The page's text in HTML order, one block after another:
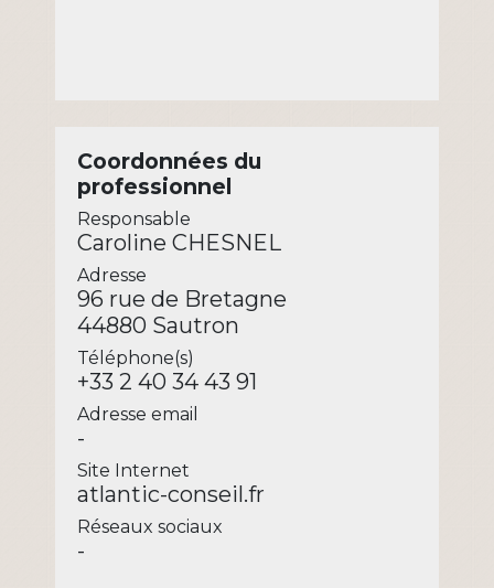
Coordonnées du
professionnel
Responsable
Caroline CHESNEL
Adresse
96 rue de Bretagne
44880 Sautron
Téléphone(s)
+33 2 40 34 43 91
Adresse email
-
Site Internet
atlantic-conseil.fr
Réseaux sociaux
-